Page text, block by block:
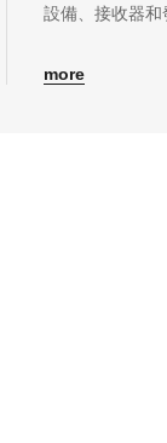
設備、接收器
話；FCC 第 24
more